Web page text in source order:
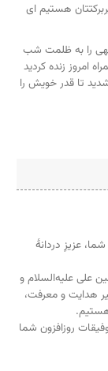
هستیم ای
را به ظلمت شب
امروز زنده کردید
تا قدر خویش را
عزیزِ دردانهٔ
علی علیه‌السلام و
هدایت و معرفت،
هستیم.
روزافزون شما